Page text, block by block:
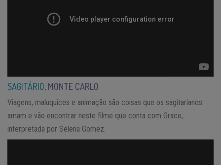
SAGITÁRIO, MONTE CARLO
Viagens, maluquices e animação são coisas que os sagitarianos
amam e vão encontrar neste filme que conta com Grace,
interpretada por Selena Gomez.